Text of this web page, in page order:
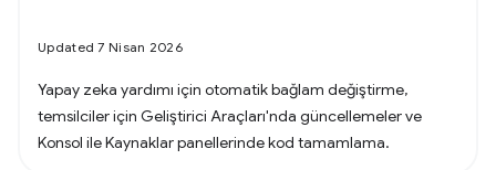
Updated 7 Nisan 2026
Yapay zeka yardımı için otomatik bağlam değiştirme,
temsilciler için Geliştirici Araçları'nda güncellemeler ve
Konsol ile Kaynaklar panellerinde kod tamamlama.